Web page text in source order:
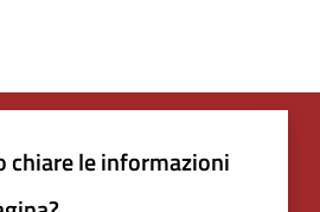
chiare le informazioni